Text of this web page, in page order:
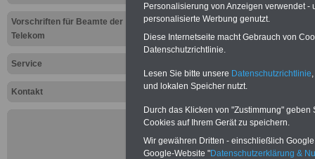
Vorschriften für Beamte der
Telekom
Service
Kontakt
Neuauflage: Mai 2025 >>>hier
Ratgeber für 7,50 Euro
Personalisierung von Anzeigen verwendet
personalisierte Werbung genutzt.
Diese Internetseite macht Gebrauch von
Datenschutzrichtlinie.
Lesen Sie bitte unsere Datenschutzrichtlinie
und lokalen Speicher nutzt.
Durch das Klicken von "Zustimmung"
Cookies auf Ihrem Gerät zu speichern.
Wir gewähren Dritten - einschließlich
Google-Website "Datenschutzerklärung &